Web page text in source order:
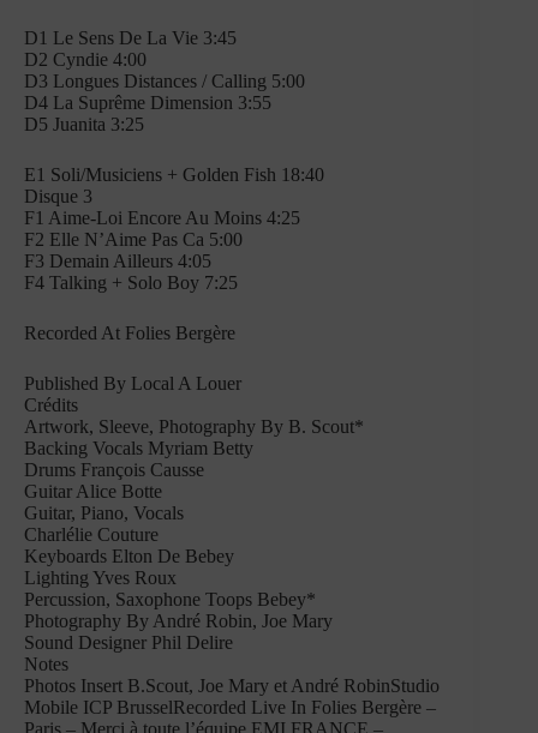
D1 Le Sens De La Vie 3:45
D2 Cyndie 4:00
D3 Longues Distances / Calling 5:00
D4 La Suprême Dimension 3:55
D5 Juanita 3:25
E1 Soli/Musiciens + Golden Fish 18:40
Disque 3
F1 Aime-Loi Encore Au Moins 4:25
F2 Elle N’Aime Pas Ca 5:00
F3 Demain Ailleurs 4:05
F4 Talking + Solo Boy 7:25
Recorded At Folies Bergère
Published By Local A Louer
Crédits
Artwork, Sleeve, Photography By B. Scout*
Backing Vocals Myriam Betty
Drums François Causse
Guitar Alice Botte
Guitar, Piano, Vocals
Charlélie Couture
Keyboards Elton De Bebey
Lighting Yves Roux
Percussion, Saxophone Toops Bebey*
Photography By André Robin, Joe Mary
Sound Designer Phil Delire
Notes
Photos Insert B.Scout, Joe Mary et André RobinStudio
Mobile ICP BrusselRecorded Live In Folies Bergère –